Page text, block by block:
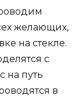
желающих,
на стекле.
с
на путь
в